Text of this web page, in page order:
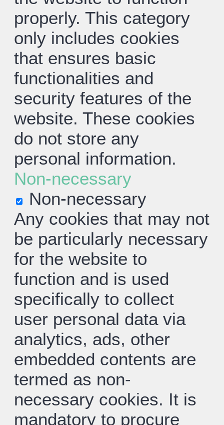
properly. This category
only includes cookies
that ensures basic
functionalities and
security features of the
website. These cookies
do not store any
personal information.
Non-necessary
Non-necessary
Any cookies that may not
be particularly necessary
for the website to
function and is used
specifically to collect
user personal data via
analytics, ads, other
embedded contents are
termed as non-
necessary cookies. It is
mandatory to procure